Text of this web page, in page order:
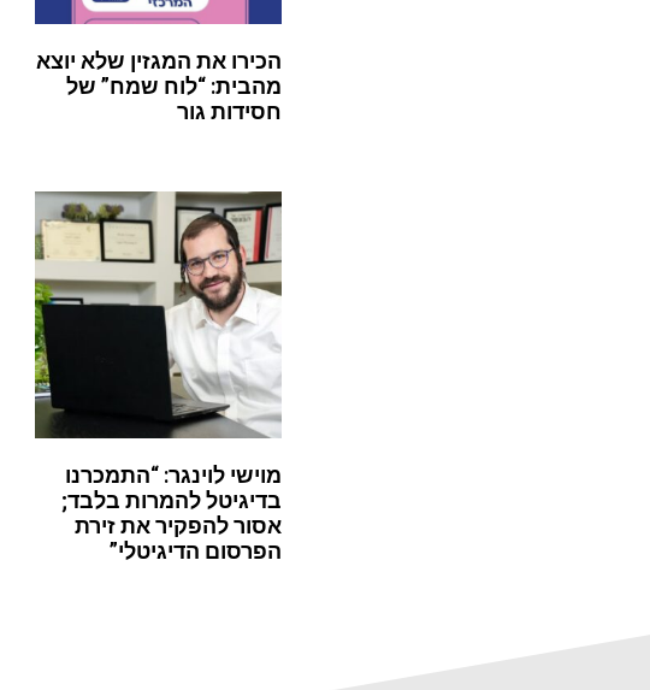
הכירו את המגזין שלא יוצא
מהבית: “לוח שמח” של
חסידות גור
מוישי לוינגר: “התמכרנו
בדיגיטל להמרות בלבד;
אסור להפקיר את זירת
הפרסום הדיגיטלי”